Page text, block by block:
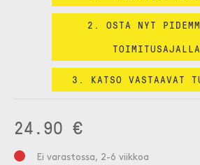
2. OSTA NYT
TOIMITUSAJALLA
3. KATSO VASTAAVAT
24.90 €
Ei varastossa, 2-6 viikkoa